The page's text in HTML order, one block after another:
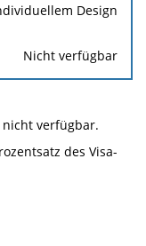
Design
Nicht verfügbar
verfügbar.
des Visa-